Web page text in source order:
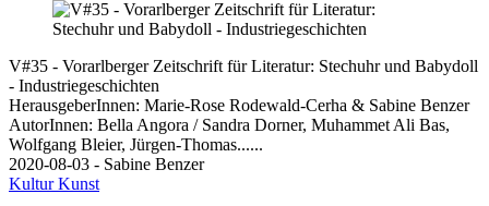
V#35 - Vorarlberger Zeitschrift für Literatur: Stechuhr und Babydoll
- Industriegeschichten
HerausgeberInnen: Marie-Rose Rodewald-Cerha & Sabine Benzer
AutorInnen: Bella Angora / Sandra Dorner, Muhammet Ali Bas,
Wolfgang Bleier, Jürgen-Thomas......
2020-08-03 - Sabine Benzer
KulturKunst